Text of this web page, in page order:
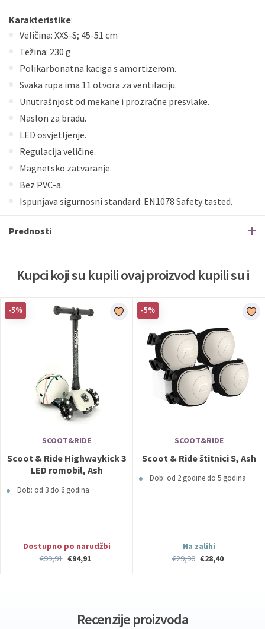
Karakteristike:
Veličina: XXS-S; 45-51 cm
Težina: 230 g
Polikarbonatna kaciga s amortizerom.
Svaka rupa ima 11 otvora za ventilaciju.
Unutrašnjost od mekane i prozračne presvlake.
Naslon za bradu.
LED osvjetljenje.
Regulacija veličine.
Magnetsko zatvaranje.
Bez PVC-a.
Ispunjava sigurnosni standard: EN1078 Safety tasted.
Prednosti
Kupci koji su kupili ovaj proizvod kupili su i
-5%
SCOOT&RIDE
Scoot & Ride Highwaykick 3
LED romobil, Ash
Dob: od 3 do 6 godina
Dostupno po narudžbi
€99,91 €94,91
-5%
SCOOT&RIDE
Scoot & Ride štitnici S, Ash
Dob: od 2 godine do 5 godina
Na zalihi
€29,90 €28,40
Recenzije proizvoda